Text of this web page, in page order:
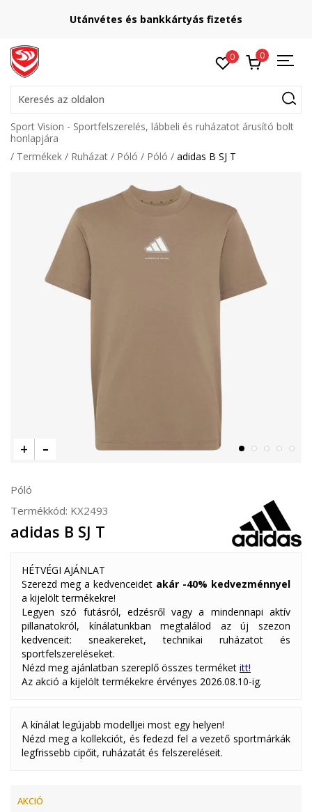
Utánvétes és bankkártyás fizetés
0 0
Keresés az oldalon
Sport Vision - Sportfelszerelés, lábbeli és ruházatot árusító bolt
honlapjára
Termékek
Ruházat Póló Póló adidas B SJ T
Póló
Termékkód: KX2493
adidas B SJ T
HÉTVÉGI AJÁNLAT
Szerezd meg a kedvenceidet akár -40% kedvezménnyel
a kijelölt termékekre!
Legyen szó futásról, edzésről vagy a mindennapi aktív
pillanatokról, kínálatunkban megtalálod az új szezon
kedvenceit: sneakereket, technikai ruházatot és
sportfelszereléseket.
Nézd meg ajánlatban szereplő összes terméket itt!
Az akció a kijelölt termékekre érvényes 2026.08.10-ig.
A kínálat legújabb modelljei most egy helyen!
Nézd meg a kollekciót, és fedezd fel a vezető sportmárkák
legfrissebb cipőit, ruházatát és felszereléseit.
AKCIÓ